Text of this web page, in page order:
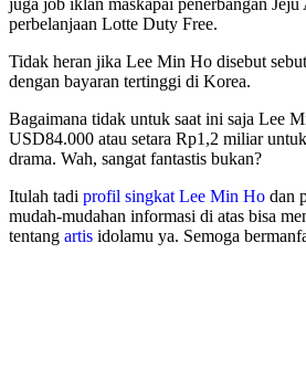
juga job iklan maskapai penerbangan Jeju
perbelanjaan Lotte Duty Free.
Tidak heran jika Lee Min Ho disebut
dengan bayaran tertinggi di Korea.
Bagaimana tidak untuk saat ini saja Lee
USD84.000 atau setara Rp1,2 miliar
drama. Wah, sangat fantastis bukan?
Itulah tadi profil singkat Lee Min Ho dan
mudah-mudahan informasi di atas bisa
tentang artis idolamu ya. Semoga